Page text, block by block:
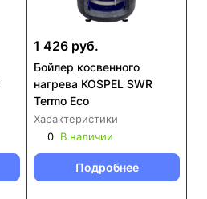
1 426 руб.
Бойлер косвенного
нагрева KOSPEL SWR
Termo Eco
Характеристики
0 В наличии
Подробнее